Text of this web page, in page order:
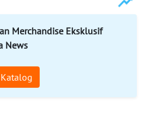
Merchandise Eksklusif
News